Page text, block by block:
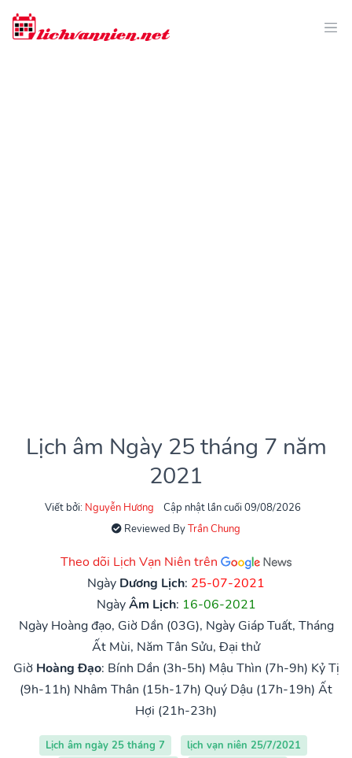
Lịch âm Ngày 25 tháng 7 năm
2021
Viết bởi: Nguyễn Hương
Cập nhật lần cuối 09/08/2026
Reviewed ByTrần Chung
Theo dõi Lịch Vạn Niên trên
Ngày Dương Lịch: 25-07-2021
NgàyÂm Lịch: 16-06-2021
Ngày Hoàng đạo, Giờ Dần (03G), Ngày Giáp Tuất, Tháng
Ất Mùi, Năm Tân Sửu, Đại thử
Giờ Hoàng Đạo: Bính Dần (3h-5h) Mậu Thìn (7h-9h) Kỷ Tị
(9h-11h) Nhâm Thân (15h-17h) Quý Dậu (17h-19h) Ất
Hợi (21h-23h)
Lịch âm ngày 25 tháng 7
lịch vạn niên 25/7/2021